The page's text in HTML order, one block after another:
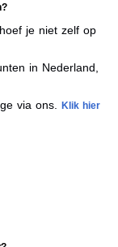
je niet zelf op
in Nederland,
via ons. Klik hier